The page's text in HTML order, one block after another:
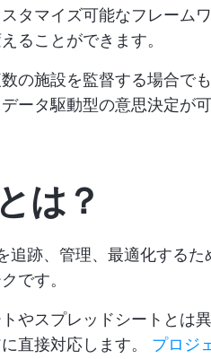
タマイズ可能なフレーム
ることができます。
の施設を監督する場合で
ータ駆動型の意思決定が
は？
追跡、管理、最適化するた
です。
やスプレッドシートとは
直接対応します。 プロジ